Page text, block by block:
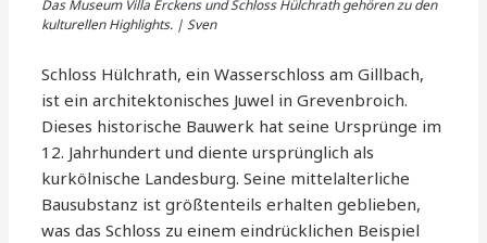
Das Museum Villa Erckens und Schloss Hülchrath gehören zu den
kulturellen Highlights. | Sven
Schloss Hülchrath, ein Wasserschloss am Gillbach,
ist ein architektonisches Juwel in Grevenbroich.
Dieses historische Bauwerk hat seine Ursprünge im
12. Jahrhundert und diente ursprünglich als
kurkölnische Landesburg. Seine mittelalterliche
Bausubstanz ist größtenteils erhalten geblieben,
was das Schloss zu einem eindrücklichen Beispiel